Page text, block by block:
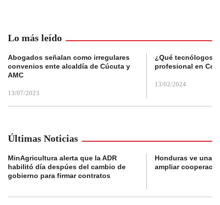
Lo más leído
Abogados señalan como irregulares
convenios ente alcaldía de Cúcuta y
AMC
13/07/2023
¿Qué tecnólogos
profesional en
13/02/2024
Últimas Noticias
MinAgricultura alerta que la ADR
habilitó día despúes del cambio de
gobierno para firmar contratos
Honduras ve una
ampliar